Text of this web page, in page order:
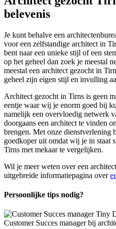
belevenis
Je kunt behalve een
voor een zelfstandige architect in
bent naar een unieke stijl of een
op het geheel dan zoek je meestal
meestal een architect gezocht in
geheel zijn eigen stijl en invulling
Architect gezocht in Tirns is geen
eentje waar wij je enorm goed bij
namelijk een overvloedig netwerk
doorgaans een architect te vinden
brengen. Met onze dienstverlening
goedkoper uit omdat wij je in staat
Tirns met mekaar te vergelijken.
Wil je meer weten over een
uitgebreide informatiepagina over
Persoonlijke tips nodig?
Customer Succes manager bij